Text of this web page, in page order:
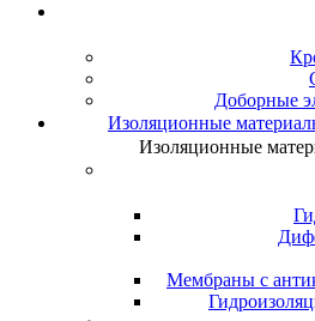
Доборные
Изоляционные
Изоляционные
Мембраны с